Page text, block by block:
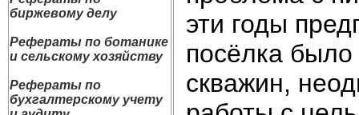
биржевому делу
Рефераты по ботанике
и сельскому хозяйству
Рефераты по
бухгалтерскому учету
эти годы
посёлка
скважин,